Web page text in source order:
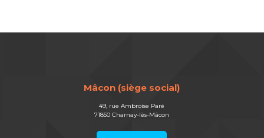
Mâcon (siège social)
49, rue Ambroise Paré
71850 Charnay-lès-Mâcon